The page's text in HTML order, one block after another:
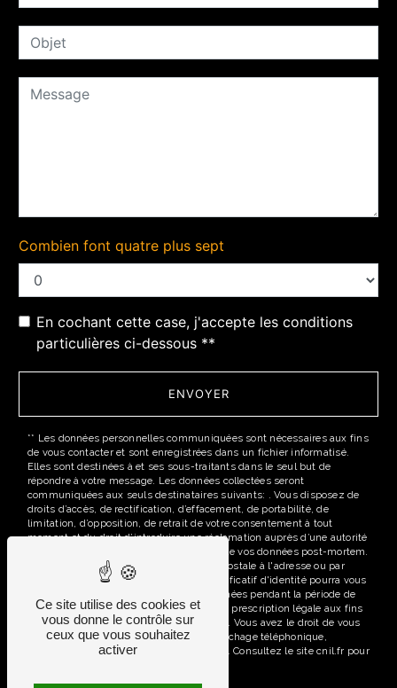
Combien font quatre plus sept
En cochant cette case, j'accepte les conditions
particulières ci-dessous **
ENVOYER
** Les données personnelles communiquées sont nécessaires aux fins
de vous contacter et sont enregistrées dans un fichier informatisé.
Elles sont destinées à et ses sous-traitants dans le seul but de
répondre à votre message. Les données collectées seront
communiquées aux seuls destinataires suivants: . Vous disposez de
droits d’accès, de rectification, d’effacement, de portabilité, de
limitation, d’opposition, de retrait de votre consentement à tout
moment et du droit d’introduire une réclamation auprès d’une autorité
de contrôle, ainsi que d’organiser le sort de vos données post-mortem.
Vous pouvez exercer ces droits par voie postale à l'adresse ou par
courrier électronique à l'adresse . Un justificatif d'identité pourra vous
être demandé. Nous conservons vos données pendant la période de
prise de contact puis pendant la durée de prescription légale aux fins
probatoires et de gestion des contentieux. Vous avez le droit de vous
inscrire sur la liste d'opposition au démarchage téléphonique,
disponible à cette adresse:
. Consultez le site cnil.fr pour
Ce site utilise des cookies et
vous donne le contrôle sur
ceux que vous souhaitez
activer